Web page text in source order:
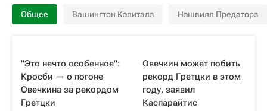
Общее Вашингтон Кэпиталз Нэшвилл Предаторз
"Это нечто особенное":
Кросби — о погоне
Овечкина за рекордом
Гретцки
Овечкин может побить
рекорд Гретцки в этом
году, заявил
Каспарайтис